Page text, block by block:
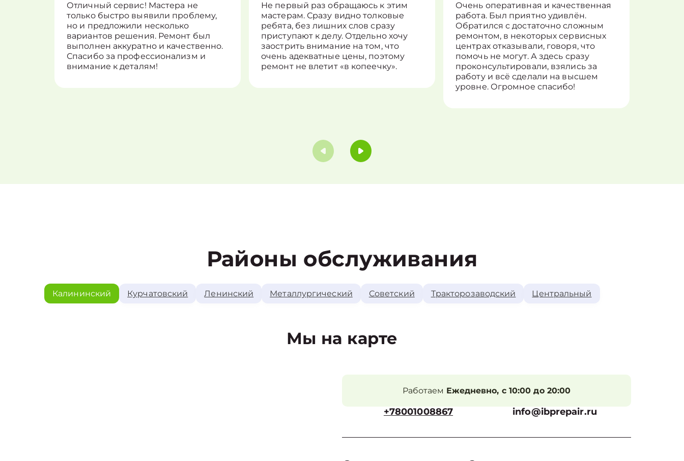
Отличный сервис! Мастера не
только быстро выявили проблему,
но и предложили несколько
вариантов решения. Ремонт был
выполнен аккуратно и качественно.
Спасибо за профессионализм и
внимание к деталям!
Не первый раз обращаюсь к этим
мастерам. Сразу видно толковые
ребята, без лишних слов сразу
приступают к делу. Отдельно хочу
заострить внимание на том, что
очень адекватные цены, поэтому
ремонт не влетит «в копеечку».
Очень оперативная и качественная
работа. Был приятно удивлён.
Обратился с достаточно сложным
ремонтом, в некоторых сервисных
центрах отказывали, говоря, что
помочь не могут. А здесь сразу
проконсультировали, взялись за
работу и всё сделали на высшем
уровне. Огромное спасибо!
Районы обслуживания
Калининский Курчатовский Ленинский Металлургический Советский Тракторозаводский Центральный
Мы на карте
Работаем Ежедневно, с 10:00 до 20:00
+78001008867 info@ibprepair.ru